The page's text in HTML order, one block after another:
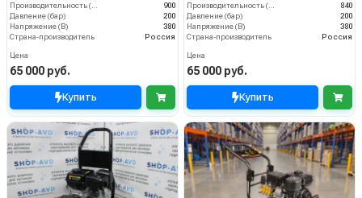
900
Давление (бар)
200
Напряжение (В)
380
Страна-производитель
Россия
Цена
65 000 руб.
Купить
840
Давление (бар)
200
Напряжение (В)
380
Страна-производитель
Россия
Цена
65 000 руб.
Купить